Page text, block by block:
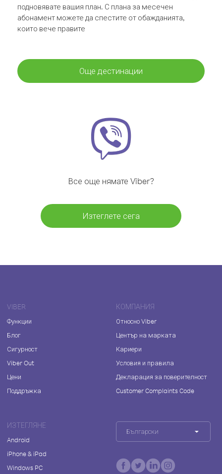
подновявате вашия план. С плана за месечен
абонамент можете да спестите от обажданията,
които вече правите
Още дестинации
Все още нямате Viber?
Изтеглете сега
VIBER
Функции
Блог
Сигурност
Viber Out
Цени
Поддръжка
КОМПАНИЯ
Относно Viber
Център на марката
Кариери
Условия и правила
Декларация за поверителност
Customer Complaints Code
ИЗТЕГЛЯНЕ
Android
iPhone & iPad
Windows PC
Български